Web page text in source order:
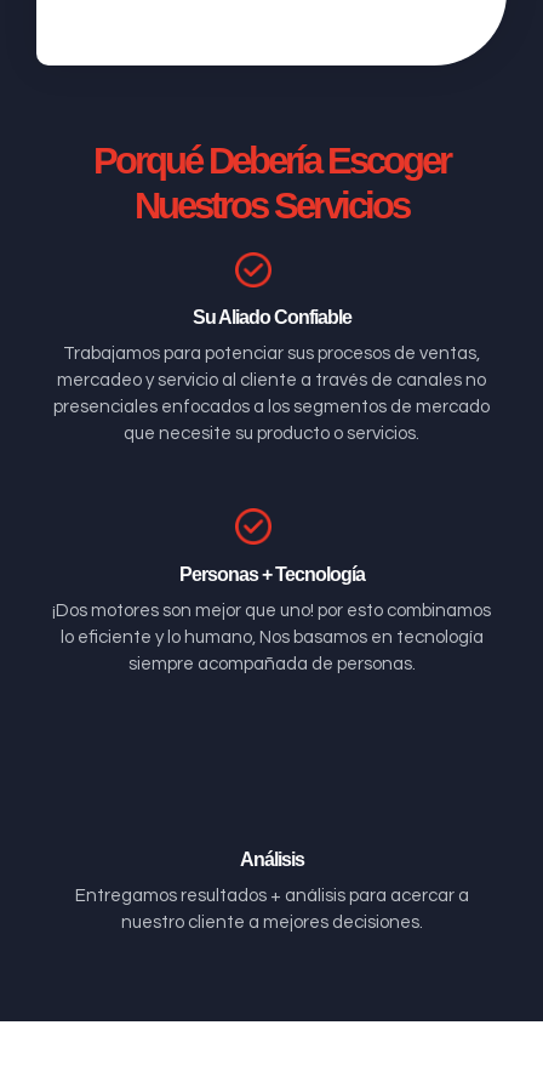
Porqué Debería Escoger
Nuestros Servicios
Su Aliado Confiable
Trabajamos para potenciar sus procesos de ventas,
mercadeo y servicio al cliente a través de canales no
presenciales enfocados a los segmentos de mercado
que necesite su producto o servicios.
Personas + Tecnología
¡Dos motores son mejor que uno! por esto combinamos
lo eficiente y lo humano, Nos basamos en tecnología
siempre acompañada de personas.
Análisis
Entregamos resultados + análisis para acercar a
nuestro cliente a mejores decisiones.